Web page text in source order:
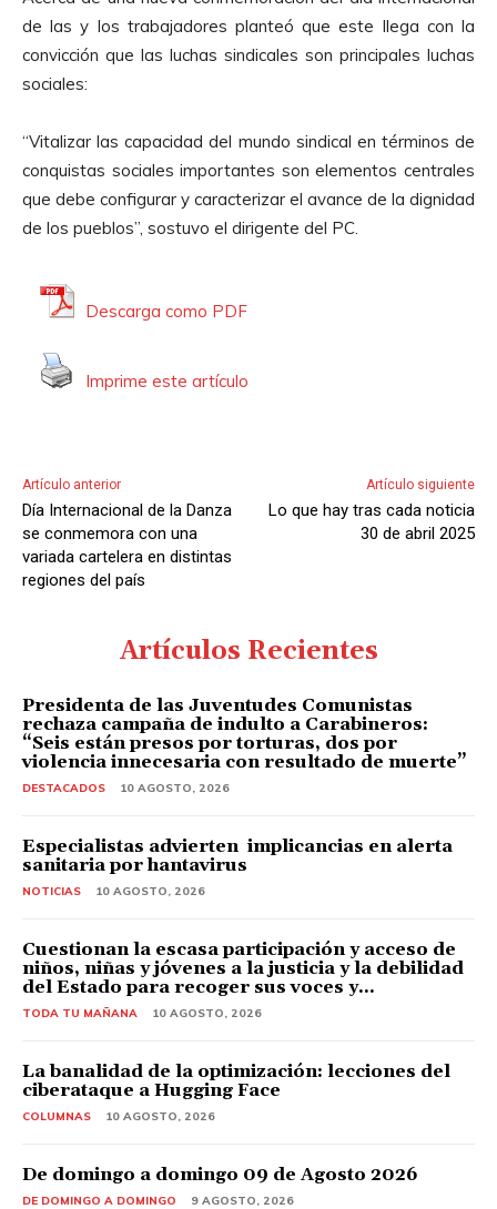
t
o
r
d
u
d
i
de las y los trabajadores planteó que este llega con la
convicción que las luchas sindicales son principales luchas
sociales:
“Vitalizar las capacidad del mundo sindical en términos de
conquistas sociales importantes son elementos centrales
que debe configurar y caracterizar el avance de la dignidad
de los pueblos”, sostuvo el dirigente del PC.
Descarga como PDF
Imprime este artículo
Artículo anterior
Día Internacional de la Danza
se conmemora con una
variada cartelera en distintas
regiones del país
Artículo siguiente
Lo que hay tras cada noticia
30 de abril 2025
Artículos Recientes
Presidenta de las Juventudes Comunistas
rechaza campaña de indulto a Carabineros:
“Seis están presos por torturas, dos por
violencia innecesaria con resultado de muerte”
DESTACADOS 10 AGOSTO, 2026
Especialistas advierten implicancias en alerta
sanitaria por hantavirus
NOTICIAS 10 AGOSTO, 2026
Cuestionan la escasa participación y acceso de
niños, niñas y jóvenes a la justicia y la debilidad
del Estado para recoger sus voces y...
TODA TU MAÑANA 10 AGOSTO, 2026
La banalidad de la optimización: lecciones del
ciberataque a Hugging Face
COLUMNAS 10 AGOSTO, 2026
De domingo a domingo 09 de Agosto 2026
DE DOMINGO A DOMINGO 9 AGOSTO, 2026